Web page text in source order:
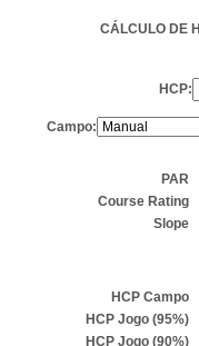
CÁLCULO DE
HCP:
Campo:
PAR
Course Rating
Slope
HCP Campo
HCP Jogo (95%)
HCP Jogo (90%)